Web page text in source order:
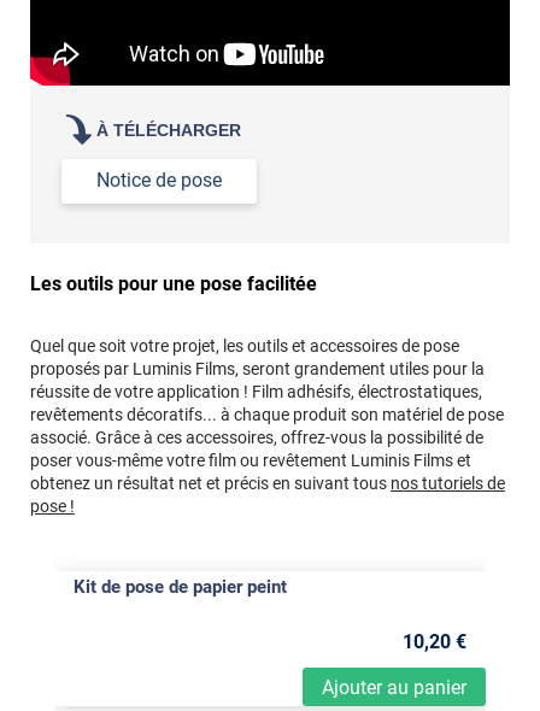
À TÉLÉCHARGER
Notice de pose
Les outils pour une pose facilitée
Quel que soit votre projet, les outils et accessoires de pose
proposés par Luminis Films, seront grandement utiles pour la
réussite de votre application ! Film adhésifs, électrostatiques,
revêtements décoratifs... à chaque produit son matériel de pose
associé. Grâce à ces accessoires, offrez-vous la possibilité de
poser vous-même votre film ou revêtement Luminis Films et
obtenez un résultat net et précis en suivant tous nos tutoriels de
pose !
Kit de pose de papier peint
Ajouter au panier
10,20 €